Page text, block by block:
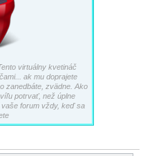
virtuálny kvetináč
ak mu doprajete
zanedbáte, zvädne. Ako
potrvať, než úplne
forum vždy, keď sa